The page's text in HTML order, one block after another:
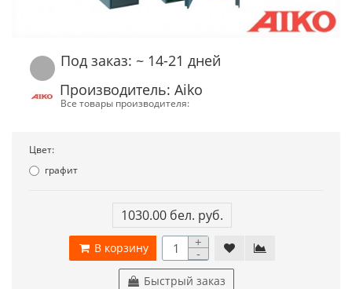
Под заказ: ~ 14-21 дней
Производитель: Aiko
Все товары производителя:
Цвет:
графит
1030.00 бел. руб.
В корзину +
-
Быстрый заказ